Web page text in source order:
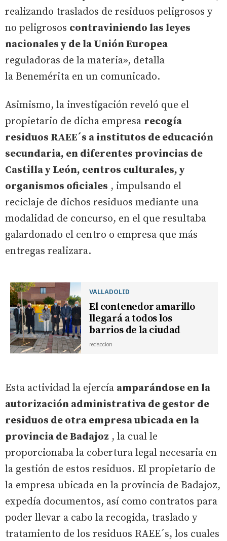
realizando traslados de residuos peligrosos y
no peligrosos contraviniendo las leyes
nacionales y de la Unión Europea
reguladoras de la materia», detalla
la Benemérita en un comunicado.
Asimismo, la investigación reveló que el
propietario de dicha empresa recogía
residuos RAEE´s a institutos de educación
secundaria, en diferentes provincias de
Castilla y León, centros culturales, y
organismos oficiales , impulsando el
reciclaje de dichos residuos mediante una
modalidad de concurso, en el que resultaba
galardonado el centro o empresa que más
entregas realizara.
VALLADOLID
El contenedor amarillo
llegará a todos los
barrios de la ciudad
redaccion
Esta actividad la ejercía amparándose en la
autorización administrativa de gestor de
residuos de otra empresa ubicada en la
provincia de Badajoz , la cual le
proporcionaba la cobertura legal necesaria en
la gestión de estos residuos. El propietario de
la empresa ubicada en la provincia de Badajoz,
expedía documentos, así como contratos para
poder llevar a cabo la recogida, traslado y
tratamiento de los residuos RAEE´s, los cuales